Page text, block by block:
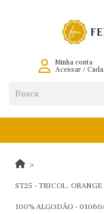
Minha conta
Acessar/
ST25 - TRICOL.
100% ALGODÃO -